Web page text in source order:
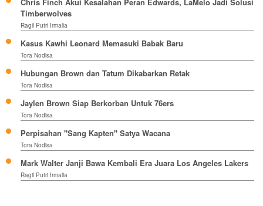
Timberwolves
Ragil Putri Irmalia
Kasus Kawhi Leonard Memasuki Babak Baru
Tora Nodisa
Hubungan Brown dan Tatum Dikabarkan Retak
Tora Nodisa
Jaylen Brown Siap Berkorban Untuk 76ers
Tora Nodisa
Perpisahan "Sang Kapten" Satya Wacana
Tora Nodisa
Mark Walter Janji Bawa Kembali Era Juara Los Angeles Lakers
Ragil Putri Irmalia